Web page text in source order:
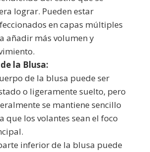
lograr. Pueden estar
en capas múltiples
añadir más volumen y
la Blusa:
de la blusa puede ser
o ligeramente suelto, pero
se mantiene sencillo
que los volantes sean el foco
inferior de la blusa puede